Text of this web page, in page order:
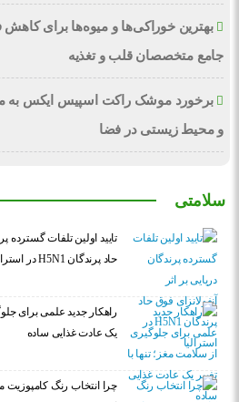
بهترین خوراکی‌ها و میوه‌ها برای کاهش
جامع متخصصان قلب و تغذیه
برخورد موشک راکت اسپیس ایکس به
و محیط زیستی در فضا
سلامتی
تایید اولین تلفات گسترده
حاد پرندگان H5N1 در استرالیا
راهکار جدید علمی برای
یک عادت غذایی ساده
چرا انتخاب رنگ کامپوزیت